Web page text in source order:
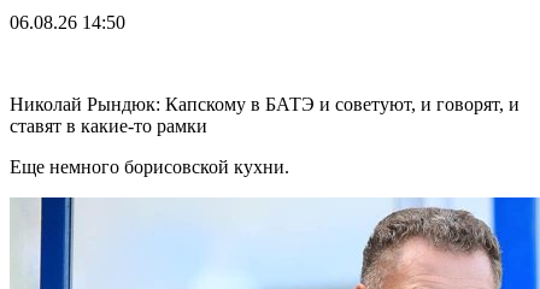
06.08.26 14:50
Николай Рындюк: Капскому в БАТЭ и советуют, и говорят, и
ставят в какие-то рамки
Еще немного борисовской кухни.